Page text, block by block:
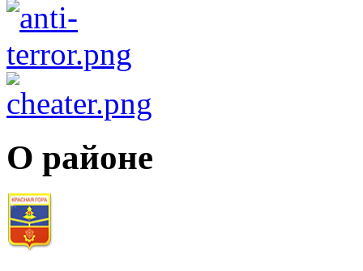
О районе